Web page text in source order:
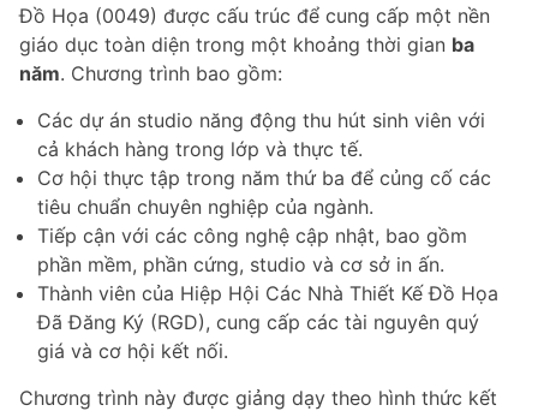
Đồ Họa (0049) được cấu trúc để cung cấp một nền
giáo dục toàn diện trong một khoảng thời gian ba
năm. Chương trình bao gồm:
Các dự án studio năng động thu hút sinh viên với
cả khách hàng trong lớp và thực tế.
Cơ hội thực tập trong năm thứ ba để củng cố các
tiêu chuẩn chuyên nghiệp của ngành.
Tiếp cận với các công nghệ cập nhật, bao gồm
phần mềm, phần cứng, studio và cơ sở in ấn.
Thành viên của Hiệp Hội Các Nhà Thiết Kế Đồ Họa
Đã Đăng Ký (RGD), cung cấp các tài nguyên quý
giá và cơ hội kết nối.
Chương trình này được giảng dạy theo hình thức kết